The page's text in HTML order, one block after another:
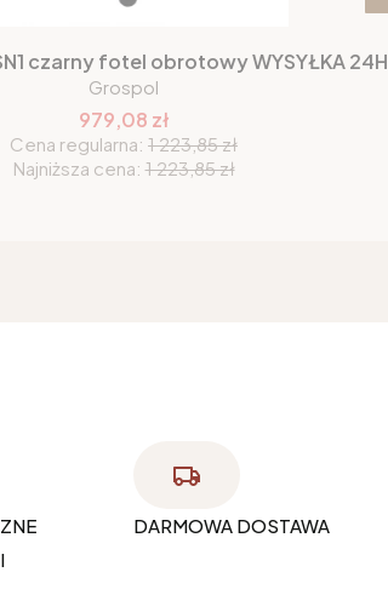
czarny fotel obrotowy WYSYŁKA 24H
Grospol
979,08 zł
Cena regularna: 1 223,85 zł
Najniższa cena: 1 223,85 zł
DARMOWA DOSTAWA